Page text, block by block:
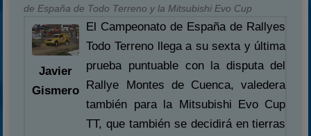
de España de Todo Terreno y la Mitsubishi Evo Cup
Javier
Gismero
El Campeonato de España de Rallyes
Todo Terreno llega a su sexta y última
prueba puntuable con la disputa del
Rallye Montes de Cuenca, valedera
también para la Mitsubishi Evo Cup
TT, que también se decidirá en tierras